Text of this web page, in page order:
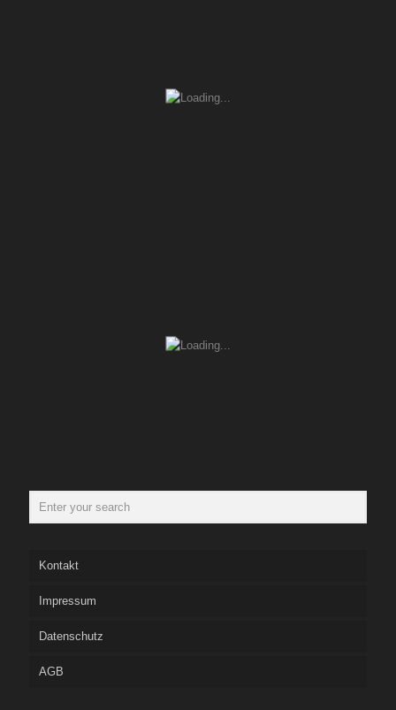
Kontakt
Impressum
Datenschutz
AGB